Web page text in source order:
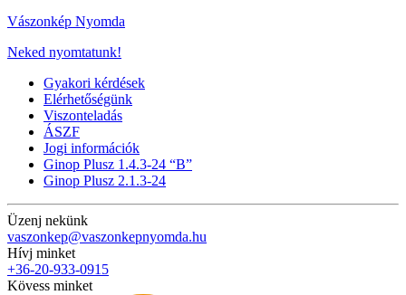
Vászonkép Nyomda
Neked nyomtatunk!
Gyakori kérdések
Elérhetőségünk
Viszonteladás
ÁSZF
Jogi információk
Ginop Plusz 1.4.3-24 “B”
Ginop Plusz 2.1.3-24
Üzenj nekünk
vaszonkep@vaszonkepnyomda.hu
Hívj minket
+36-20-933-0915
Kövess minket